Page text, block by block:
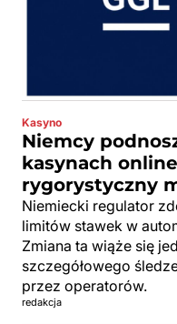
Kasyno
Niemcy
kasynach
rygorystyczny
Niemiecki regulator
limitów stawek w
Zmiana ta wiąże się
szczegółowego
przez operatorów.
redakcja